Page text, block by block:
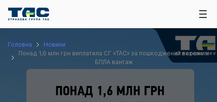
Головна
Новини
Понад 1,6 млн грн виплатила СГ «ТАС» за пошкоджений ворожим
БПЛА вантаж